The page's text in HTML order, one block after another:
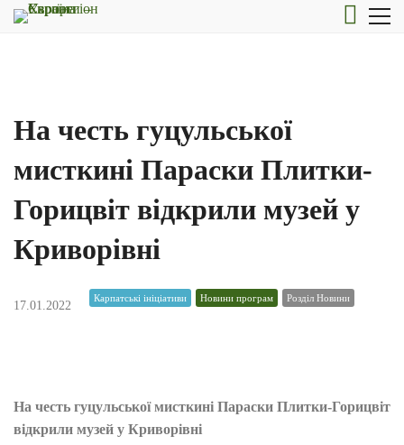
На честь гуцульської
мисткині Параски Плитки-
Горицвіт відкрили музей у
Криворівні
17.01.2022
Карпатські ініціативи Новини програм Розділ Новини
На честь гуцульської мисткині Параски Плитки-Горицвіт
відкрили музей у Криворівні